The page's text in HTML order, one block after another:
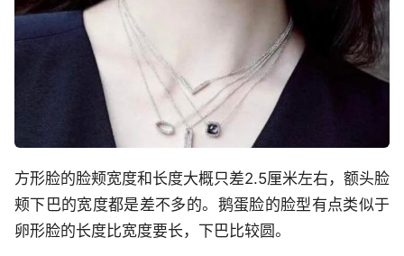
方形脸的脸颊宽度和长度大概只差2.5厘米左右，额头脸
颊下巴的宽度都是差不多的。鹅蛋脸的脸型有点类似于
卵形脸的长度比宽度要长，下巴比较圆。